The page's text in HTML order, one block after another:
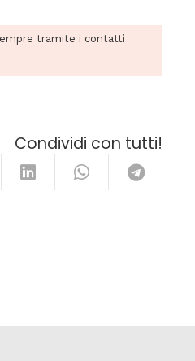
tramite i contatti
Condividi con tutti!